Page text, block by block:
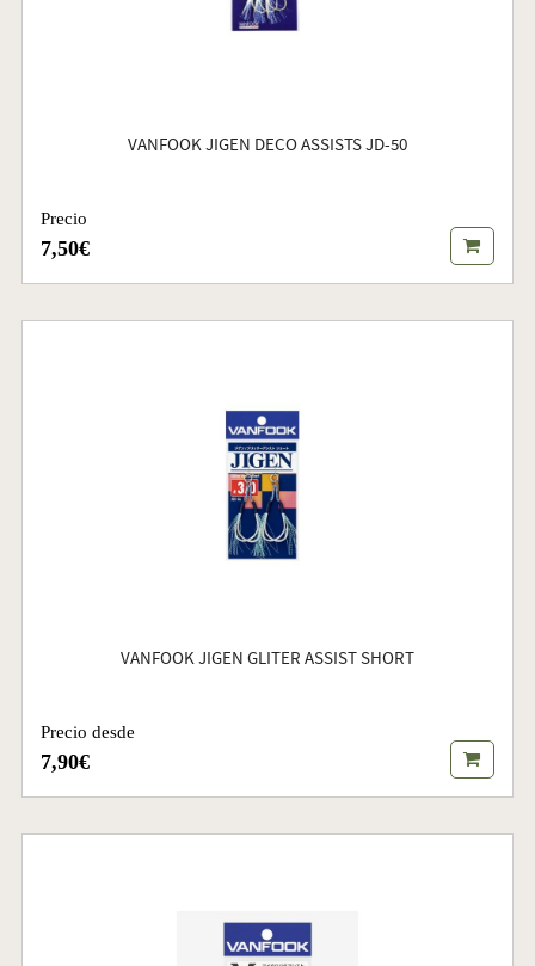
VANFOOK JIGEN DECO ASSISTS JD-50
Precio
7,50€
VANFOOK JIGEN GLITER ASSIST SHORT
Precio desde
7,90€